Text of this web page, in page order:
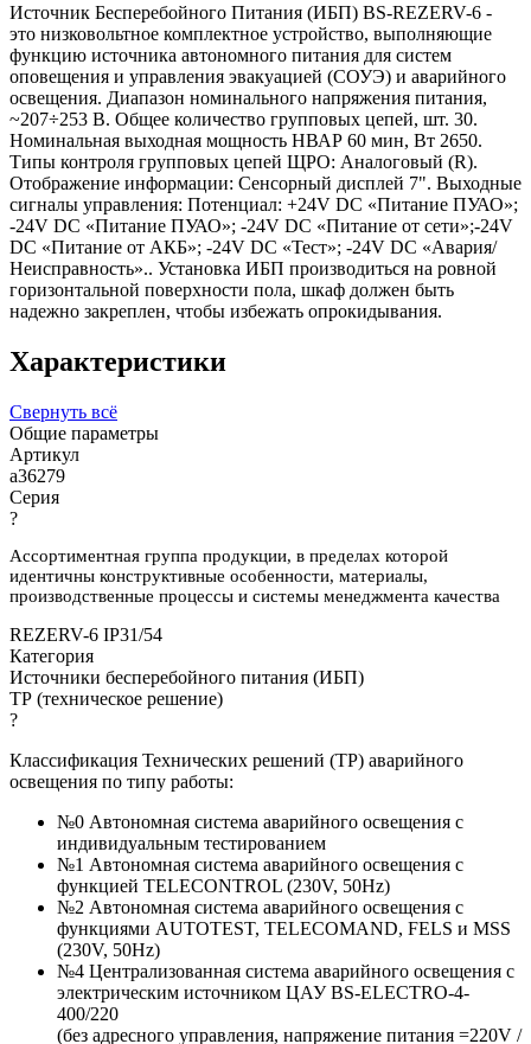
Источник Бесперебойного Питания (ИБП) BS-REZERV-6 -
это низковольтное комплектное устройство, выполняющие
функцию источника автономного питания для систем
оповещения и управления эвакуацией (СОУЭ) и аварийного
освещения. Диапазон номинального напряжения питания,
~207÷253 В. Общее количество групповых цепей, шт. 30.
Номинальная выходная мощность НВАР 60 мин, Вт 2650.
Типы контроля групповых цепей ЩРО: Аналоговый (R).
Отображение информации: Сенсорный дисплей 7". Выходные
сигналы управления: Потенциал: +24V DC «Питание ПУАО»;
-24V DC «Питание ПУАО»; -24V DC «Питание от сети»;-24V
DC «Питание от АКБ»; -24V DC «Тест»; -24V DC «Авария/
Неисправность».. Установка ИБП производиться на ровной
горизонтальной поверхности пола, шкаф должен быть
надежно закреплен, чтобы избежать опрокидывания.
Характеристики
Свернуть всё
Общие параметры
Артикул
a36279
Серия
?
Ассортиментная группа продукции, в пределах которой
идентичны конструктивные особенности, материалы,
производственные процессы и системы менеджмента качества
REZERV-6 IP31/54
Категория
Источники бесперебойного питания (ИБП)
ТР (техническое решение)
?
Классификация Технических решений (ТР) аварийного
освещения по типу работы:
№0 Автономная система аварийного освещения с
индивидуальным тестированием
№1 Автономная система аварийного освещения с
функцией TELECONTROL (230V, 50Hz)
№2 Автономная система аварийного освещения с
функциями AUTOTEST, TELECOMAND, FELS и MSS
(230V, 50Hz)
№4 Централизованная система аварийного освещения с
электрическим источником ЦАУ BS-ELECTRO-4-
400/220
(без адресного управления, напряжение питания =220V /